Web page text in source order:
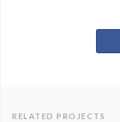
RELATED PROJECTS